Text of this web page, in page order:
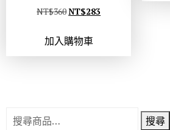
NT$360 NT$283
加入購物車
搜尋